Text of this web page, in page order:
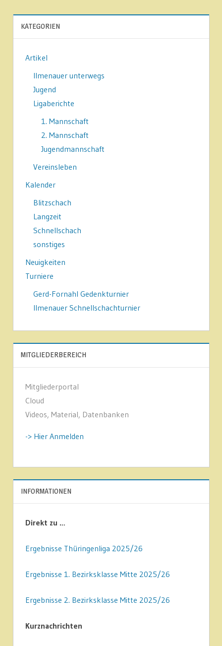
KATEGORIEN
Artikel
Ilmenauer unterwegs
Jugend
Ligaberichte
1. Mannschaft
2. Mannschaft
Jugendmannschaft
Vereinsleben
Kalender
Blitzschach
Langzeit
Schnellschach
sonstiges
Neuigkeiten
Turniere
Gerd-Fornahl Gedenkturnier
Ilmenauer Schnellschachturnier
MITGLIEDERBEREICH
Mitgliederportal
Cloud
Videos, Material, Datenbanken
-> Hier Anmelden
INFORMATIONEN
Direkt zu …
Ergebnisse Thüringenliga 2025/26
Ergebnisse 1. Bezirksklasse Mitte 2025/26
Ergebnisse 2. Bezirksklasse Mitte 2025/26
Kurznachrichten